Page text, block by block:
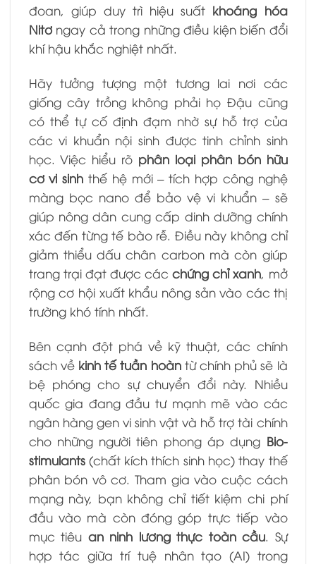
đoan, giúp duy trì hiệu suất khoáng hóa
Nitơngay cả trong những điều kiện biến đổi
khí hậu khắc nghiệt nhất.
Hãy tưởng tượng một tương lai nơi các
giống cây trồng không phải họ Đậu cũng
có thể tự cố định đạm nhờ sự hỗ trợ của
các vi khuẩn nội sinh được tinh chỉnh sinh
học. Việc hiểu rõ phân loại phân bón hữu
cơ vi sinh thế hệ mới – tích hợp công nghệ
màng bọc nano để bảo vệ vi khuẩn – sẽ
giúp nông dân cung cấp dinh dưỡng chính
xác đến từng tế bào rễ. Điều này không chỉ
giảm thiểu dấu chân carbon mà còn giúp
trang trại đạt được cácchứng chỉ xanh, mở
rộng cơ hội xuất khẩu nông sản vào các thị
trường khó tính nhất.
Bên cạnh đột phá về kỹ thuật, các chính
sách về kinh tế tuần hoàntừ chính phủ sẽ là
bệ phóng cho sự chuyển đổi này. Nhiều
quốc gia đang đầu tư mạnh mẽ vào các
ngân hàng gen vi sinh vật và hỗ trợ tài chính
cho những người tiên phong áp dụng Bio-
stimulants(chất kích thích sinh học) thay thế
phân bón vô cơ. Tham gia vào cuộc cách
mạng này, bạn không chỉ tiết kiệm chi phí
đầu vào mà còn đóng góp trực tiếp vào
mục tiêu an ninh lương thực toàn cầu. Sự
hợp tác giữa trí tuệ nhân tạo (AI) trong